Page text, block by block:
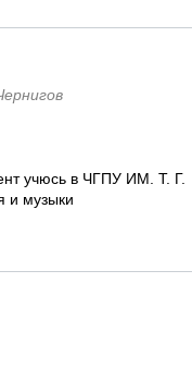
учюсь в ЧГПУ ИМ. Т. Г.
и музыки